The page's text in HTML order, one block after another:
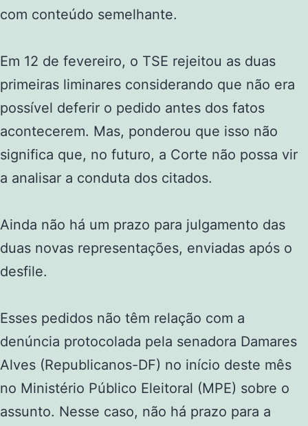
com conteúdo semelhante.
Em 12 de fevereiro, o TSE rejeitou as duas
primeiras liminares considerando que não era
possível deferir o pedido antes dos fatos
acontecerem. Mas, ponderou que isso não
significa que, no futuro, a Corte não possa vir
a analisar a conduta dos citados.
Ainda não há um prazo para julgamento das
duas novas representações, enviadas após o
desfile.
Esses pedidos não têm relação com a
denúncia protocolada pela senadora Damares
Alves (Republicanos-DF) no início deste mês
no Ministério Público Eleitoral (MPE) sobre o
assunto. Nesse caso, não há prazo para a